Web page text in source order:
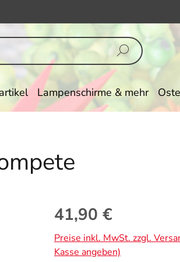
Lampenschirme & mehr
Regulärer Preis:
41,90 €
Preise inkl. MwSt. zzgl.
Kasse angeben)